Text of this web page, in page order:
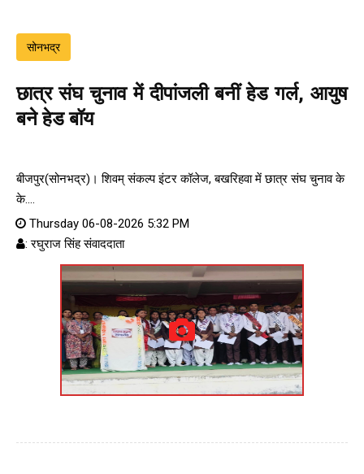
सोनभद्र
छात्र संघ चुनाव में दीपांजली बनीं हेड गर्ल, आयुष
बने हेड बॉय
बीजपुर(सोनभद्र)। शिवम् संकल्प इंटर कॉलेज, बखरिहवा में छात्र संघ चुनाव के
के....
Thursday 06-08-2026 5:32 PM
: रघुराज सिंह संवाददाता